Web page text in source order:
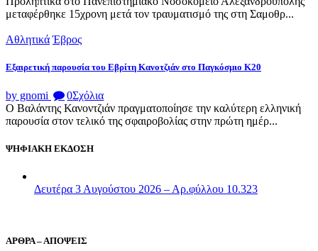
μεταφέρθηκε 15χρονη μετά τον τραυματισμό της στη Σαμοθρ...
Αθλητικά Έβρος
Εξαιρετική παρουσία του Εβρίτη Κανοτζιάν στο Παγκόσμιο Κ20
by gnomi 0Σχόλια
Ο Βαλάντης Κανοντζιάν πραγματοποίησε την καλύτερη ελληνική
παρουσία στον τελικό της σφαιροβολίας στην πρώτη ημέρ...
ΨΗΦΙΑΚΗ ΕΚΔΟΣΗ
Δευτέρα 3 Αυγούστου 2026 – Αρ.φύλλου 10.323
ΑΡΘΡΑ – ΑΠΟΨΕΙΣ